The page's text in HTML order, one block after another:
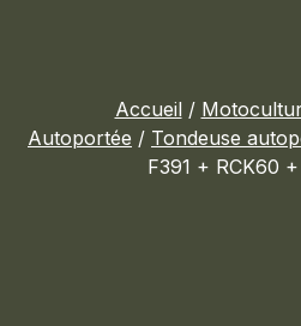
Accueil/
Autoportée / Tondeuse
F391 + RCK60